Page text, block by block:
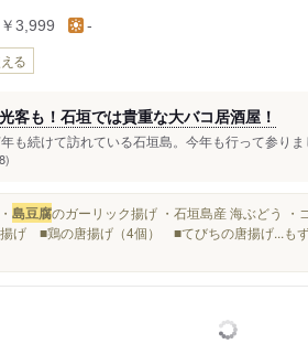
3,999 -
る
客も！石垣では貴重な大バコ居酒屋！
も続けて訪れている石垣島。今年も行って参り
島豆腐のガーリック揚げ ・石垣島産 海ぶどう ・
揚げ ■鶏の唐揚げ（4個） ■てびちの唐揚げ...